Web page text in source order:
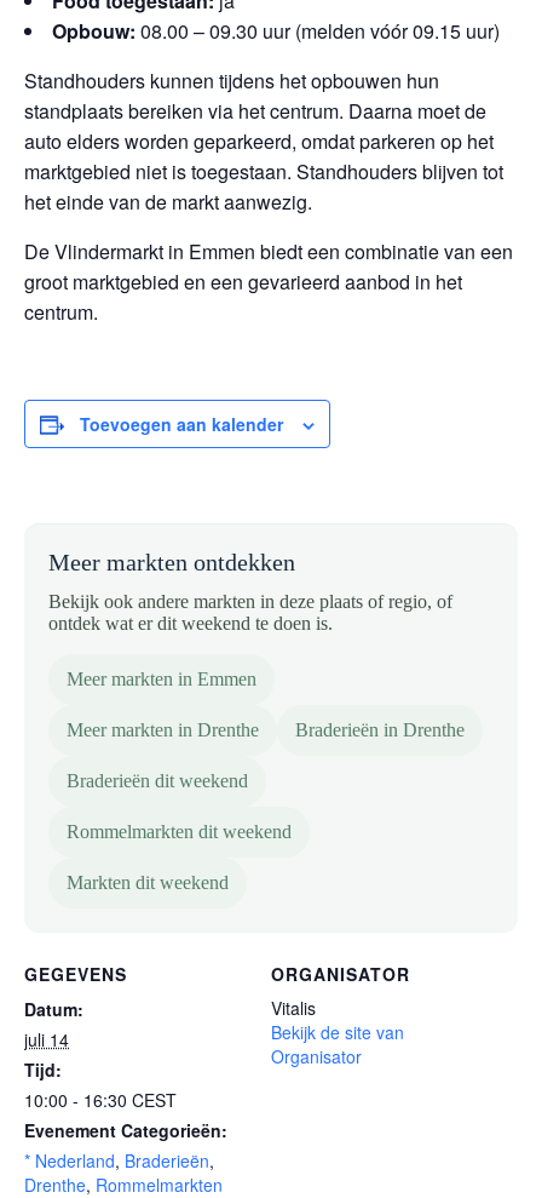
Opbouw: 08.00 – 09.30 uur (melden vóór 09.15 uur)
Standhouders kunnen tijdens het opbouwen hun
standplaats bereiken via het centrum. Daarna moet de
auto elders worden geparkeerd, omdat parkeren op het
marktgebied niet is toegestaan. Standhouders blijven tot
het einde van de markt aanwezig.
De Vlindermarkt in Emmen biedt een combinatie van een
groot marktgebied en een gevarieerd aanbod in het
centrum.
Toevoegen aan kalender
Meer markten ontdekken
Bekijk ook andere markten in deze plaats of regio, of
ontdek wat er dit weekend te doen is.
Meer markten in Emmen
Meer markten in Drenthe Braderieën in Drenthe
Braderieën dit weekend
Rommelmarkten dit weekend
Markten dit weekend
GEGEVENS
Datum:
juli 14
Tijd:
10:00 - 16:30 CEST
Evenement Categorieën:
* Nederland, Braderieën,
Drenthe, Rommelmarkten
ORGANISATOR
Vitalis
Bekijk de site van
Organisator